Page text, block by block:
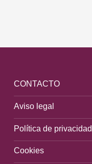
CONTACTO
Aviso legal
Política de privacidad
Cookies